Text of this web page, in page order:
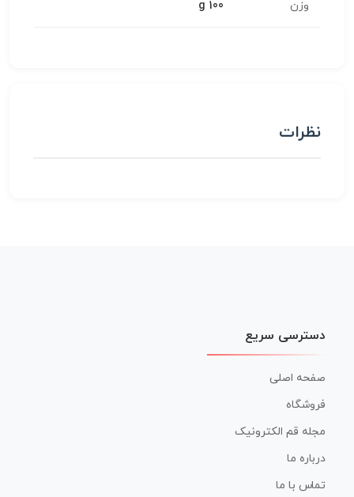
وزن 100 g
نظرات
دسترسی سریع
صفحه اصلی
فروشگاه
مجله قم الکترونیک
درباره ما
تماس با ما